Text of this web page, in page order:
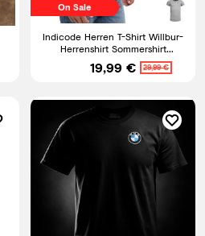
On Sale
Indicode Herren T-Shirt Willbur-
Herrenshirt Sommershirt
Rundhalsausschnitt Shirt
19,99 € 29,99 €